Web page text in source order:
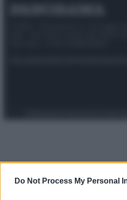
Do Not Process My Personal